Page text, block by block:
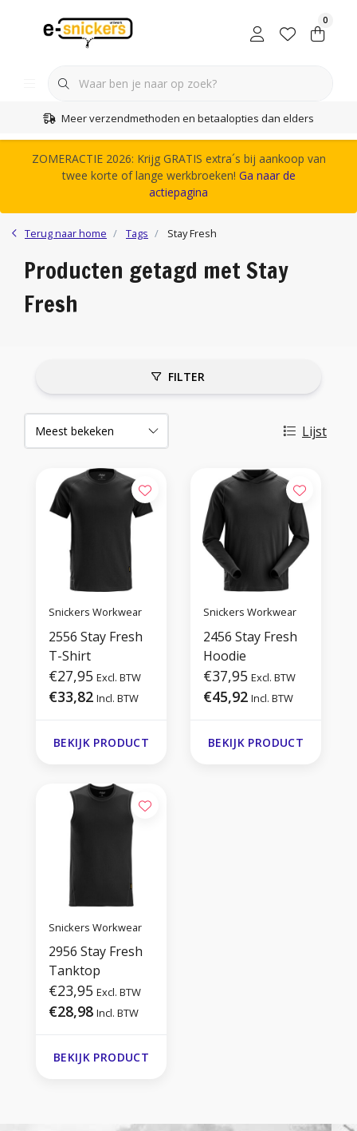
0
Meer verzendmethoden en betaalopties dan elders
ZOMERACTIE 2026: Krijg GRATIS extra´s bij aankoop van
twee korte of lange werkbroeken! Ga naar de
actiepagina
Terug naar home Tags Stay Fresh
Producten getagd met Stay
Fresh
FILTER
Lijst
Snickers Workwear
2556 Stay Fresh
T-Shirt
€27,95 Excl. BTW
€33,82 Incl. BTW
BEKIJK PRODUCT
Snickers Workwear
2456 Stay Fresh
Hoodie
€37,95 Excl. BTW
€45,92 Incl. BTW
BEKIJK PRODUCT
Snickers Workwear
2956 Stay Fresh
Tanktop
€23,95 Excl. BTW
€28,98 Incl. BTW
BEKIJK PRODUCT